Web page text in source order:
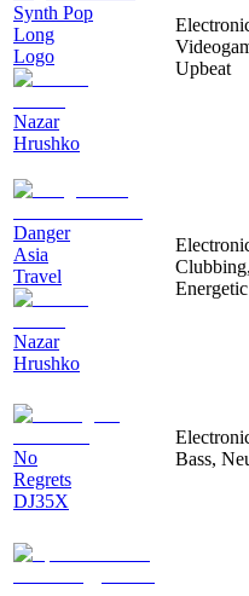
Synth Pop
Long
Logo
Nazar
Hrushko
Upbeat
Danger
Asia
Travel
Nazar
Hrushko
Energetic
No
Regrets
DJ35X
Bass,